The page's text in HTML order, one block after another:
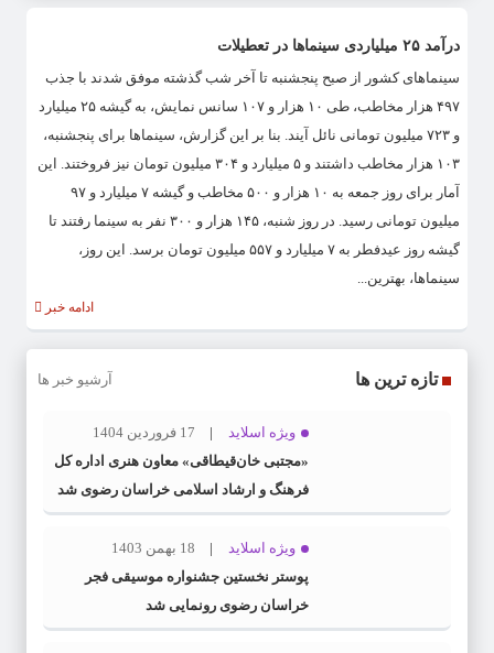
درآمد ۲۵ میلیاردی سینماها در تعطیلات
سینماهای کشور از صبح پنجشنبه تا آخر شب گذشته موفق شدند با جذب
۴۹۷ هزار مخاطب، طی ۱۰ هزار و ۱۰۷ سانس نمایش، به گیشه ۲۵ میلیارد
و ۷۲۳ میلیون تومانی نائل آیند. بنا بر این گزارش، سینماها برای پنجشنبه،
۱۰۳ هزار مخاطب داشتند و ۵ میلیارد و ۳۰۴ میلیون تومان نیز فروختند. این
آمار برای روز جمعه به ۱۰ هزار و ۵۰۰ مخاطب و گیشه ۷ میلیارد و ۹۷
میلیون تومانی رسید. در روز شنبه، ۱۴۵ هزار و ۳۰۰ نفر به سینما رفتند تا
گیشه روز عیدفطر به ۷ میلیارد و ۵۵۷ میلیون تومان برسد. این روز،
سینماها، بهترین...
ادامه خبر
تازه ترین ها آرشیو خبر ها
ویژه اسلاید
17 فروردین 1404
«مجتبی خان‌قیطاقی» معاون هنری اداره کل
فرهنگ و ارشاد اسلامی خراسان رضوی شد
ویژه اسلاید
18 بهمن 1403
پوستر نخستین جشنواره موسیقی فجر
خراسان رضوی رونمایی شد